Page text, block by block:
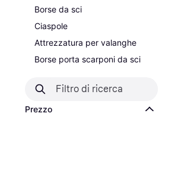
Borse da sci
Ciaspole
Attrezzatura per valanghe
Borse porta scarponi da sci
Prezzo